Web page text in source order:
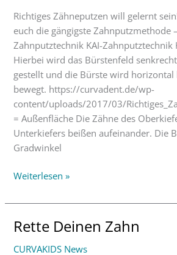
Richtiges Zähneputzen will gelernt
euch die gängigste Zahnputzmethode
Zahnputztechnik KAI-Zahnputztechnik
Hierbei wird das Bürstenfeld
gestellt und die Bürste wird
bewegt. https://curvadent.de/wp-
content/uploads/2017/03/
= Außenfläche Die Zähne des
Unterkiefers beißen aufeinander. Die
Gradwinkel
Weiterlesen »
Rette Deinen Zahn
CURVAKIDS News
Rette